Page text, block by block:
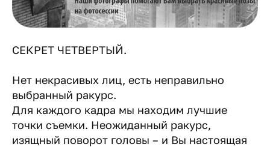
СЕКРЕТ ЧЕТВЕРТЫЙ.
Нет некрасивых лиц, есть неправильно
выбранный ракурс.
Для каждого кадра мы находим лучшие
точки съемки. Неожиданный ракурс,
изящный поворот головы – и Вы настоящая